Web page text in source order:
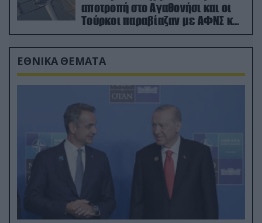
αποτροπή στο Αγαθονήσι και οι
Τούρκοι παραβίαζαν με ΑΦΝΣ και
drone
ΕΘΝΙΚΑ ΘΕΜΑΤΑ